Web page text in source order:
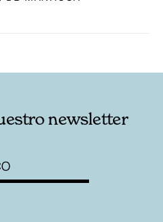
newsletter